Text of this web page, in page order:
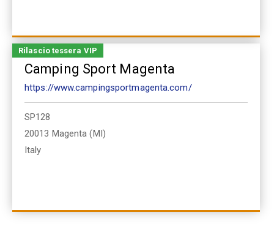
Rilascio tessera VIP
Camping Sport Magenta
https://www.campingsportmagenta.com/
SP128
20013 Magenta (MI)
Italy